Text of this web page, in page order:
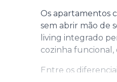
Os apartamentos
sem abrir mão de
living integrado
cozinha
Entre os